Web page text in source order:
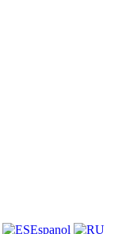
Espanol